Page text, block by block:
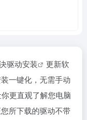
驱动安装
更新软
一键化，无需手动
更直观了解您电脑
所下载的驱动不带